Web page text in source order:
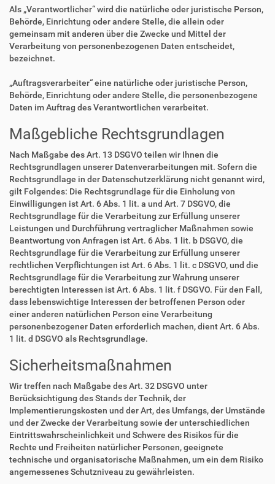
Als „Verantwortlicher“ wird die natürliche oder juristische Person,
Behörde, Einrichtung oder andere Stelle, die allein oder
gemeinsam mit anderen über die Zwecke und Mittel der
Verarbeitung von personenbezogenen Daten entscheidet,
bezeichnet.
„Auftragsverarbeiter“ eine natürliche oder juristische Person,
Behörde, Einrichtung oder andere Stelle, die personenbezogene
Daten im Auftrag des Verantwortlichen verarbeitet.
Maßgebliche Rechtsgrundlagen
Nach Maßgabe des Art. 13 DSGVO teilen wir Ihnen die
Rechtsgrundlagen unserer Datenverarbeitungen mit. Sofern die
Rechtsgrundlage in der Datenschutzerklärung nicht genannt wird,
gilt Folgendes: Die Rechtsgrundlage für die Einholung von
Einwilligungen ist Art. 6 Abs. 1 lit. a und Art. 7 DSGVO, die
Rechtsgrundlage für die Verarbeitung zur Erfüllung unserer
Leistungen und Durchführung vertraglicher Maßnahmen sowie
Beantwortung von Anfragen ist Art. 6 Abs. 1 lit. b DSGVO, die
Rechtsgrundlage für die Verarbeitung zur Erfüllung unserer
rechtlichen Verpflichtungen ist Art. 6 Abs. 1 lit. c DSGVO, und die
Rechtsgrundlage für die Verarbeitung zur Wahrung unserer
berechtigten Interessen ist Art. 6 Abs. 1 lit. f DSGVO. Für den Fall,
dass lebenswichtige Interessen der betroffenen Person oder
einer anderen natürlichen Person eine Verarbeitung
personenbezogener Daten erforderlich machen, dient Art. 6 Abs.
1 lit. d DSGVO als Rechtsgrundlage.
Sicherheitsmaßnahmen
Wir treffen nach Maßgabe des Art. 32 DSGVO unter
Berücksichtigung des Stands der Technik, der
Implementierungskosten und der Art, des Umfangs, der Umstände
und der Zwecke der Verarbeitung sowie der unterschiedlichen
Eintrittswahrscheinlichkeit und Schwere des Risikos für die
Rechte und Freiheiten natürlicher Personen, geeignete
technische und organisatorische Maßnahmen, um ein dem Risiko
angemessenes Schutzniveau zu gewährleisten.